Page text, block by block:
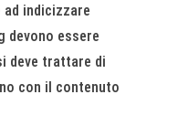
ad indicizzare
devono essere
deve trattare di
con il contenuto